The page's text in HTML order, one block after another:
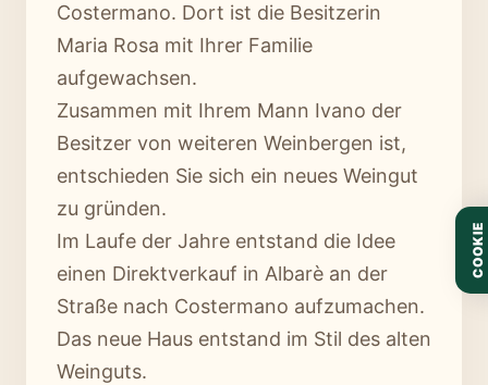
Costermano. Dort ist die Besitzerin
Maria Rosa mit Ihrer Familie
aufgewachsen.
Zusammen mit Ihrem Mann Ivano der
Besitzer von weiteren Weinbergen ist,
entschieden Sie sich ein neues Weingut
zu gründen.
Im Laufe der Jahre entstand die Idee
einen Direktverkauf in Albarè an der
Straße nach Costermano aufzumachen.
Das neue Haus entstand im Stil des alten
Weinguts.
COOKIE